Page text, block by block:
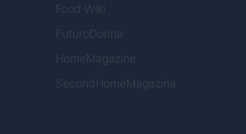
Food Wiki
FuturoDonna
HomeMagazine
SecondHomeMagazine